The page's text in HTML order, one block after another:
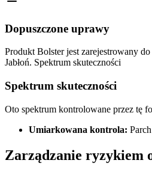
Dopuszczone uprawy
Produkt Bolster jest zarejestrowany
Jabłoń. Spektrum skuteczności
Spektrum skuteczności
Oto spektrum kontrolowane przez tę
Umiarkowana kontrola:
Zarządzanie ryzykiem